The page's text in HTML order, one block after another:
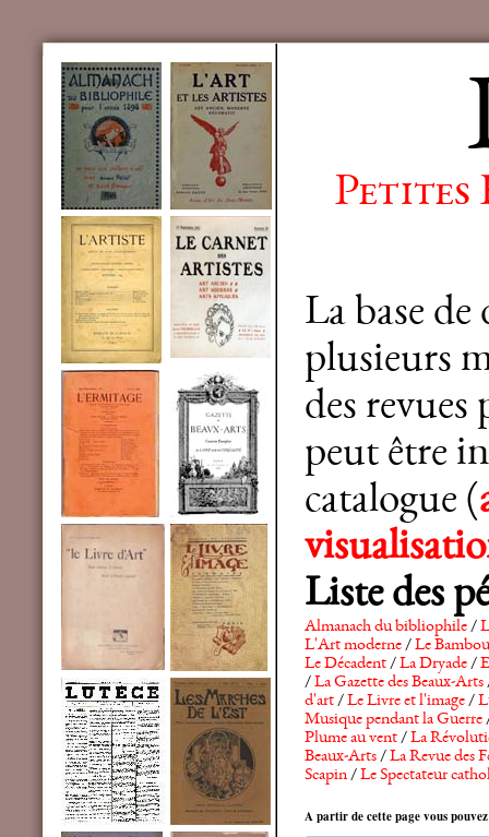
Petites
La base
plusieurs
des revues
peut être
catalogue (
Liste des
Almanach du bibliophile/
L'Art moderne/Le Bambou
Le Décadent/La Dryade/
/La Gazette des Beaux-Arts
d'art/Le Livre et l'image/
Musique pendant la Guerre
Plume au vent/La
Beaux-Arts/La Revue des
Scapin/Le Spectateur
A partir de cette page vous